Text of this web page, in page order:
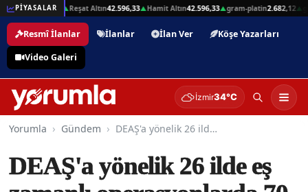
PİYASALAR
Altın103.025,14▲ Reşat Altın42.596,33▲Hamit Altın42.596,33▲gram-platin2.682,12▲
Resmî İlanlar İlanlar İlan Ver
Köşe Yazarları
Video Galeri
İzmir34°C
Yorumla Gündem DEAŞ'a yönelik 26 ilde eş zamanlı operasyonlarda 70 şüpheli gözaltına alındı
DEAŞ'a yönelik 26 ilde eş